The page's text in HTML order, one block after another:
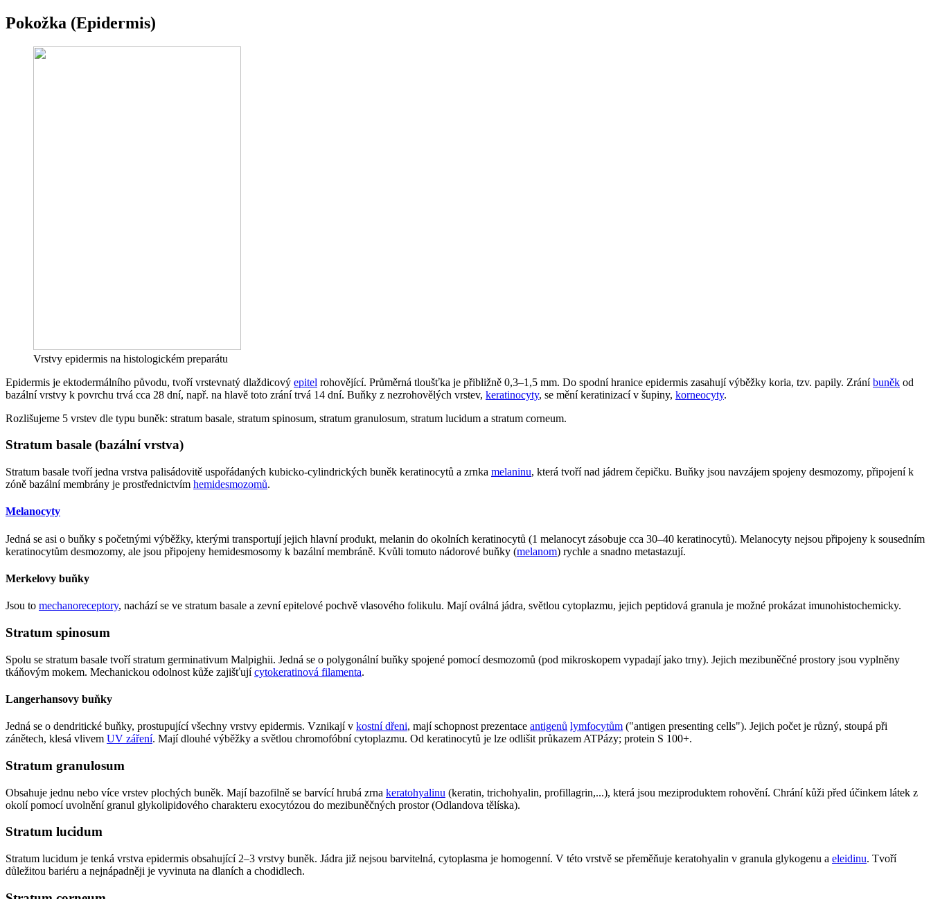
Pokožka (Epidermis)
Vrstvy epidermis na histologickém preparátu
Epidermis je ektodermálního původu, tvoří vrstevnatý dlaždicový epitel rohovějící. Průměrná tloušťka je přibližně 0,3–1,5 mm. Do spodní hranice epidermis zasahují výběžky koria, tzv. papily. Zráníbuněk od
bazální vrstvy k povrchu trvá cca 28 dní, např. na hlavě toto zrání trvá 14 dní. Buňky z nezrohovělých vrstev, keratinocyty, se mění keratinizací v šupiny, korneocyty.
Rozlišujeme 5 vrstev dle typu buněk: stratum basale, stratum spinosum, stratum granulosum, stratum lucidum a stratum corneum.
Stratum basale (bazální vrstva)
Stratum basale tvoří jedna vrstva palisádovitě uspořádaných kubicko-cylindrických buněk keratinocytů a zrnka melaninu, která tvoří nad jádrem čepičku. Buňky jsou navzájem spojeny desmozomy, připojení k
zóně bazální membrány je prostřednictvím hemidesmozomů.
Melanocyty
Jedná se asi o buňky s početnými výběžky, kterými transportují jejich hlavní produkt, melanin do okolních keratinocytů (1 melanocyt zásobuje cca 30–40 keratinocytů). Melanocyty nejsou připojeny k sousedním
keratinocytům desmozomy, ale jsou připojeny hemidesmosomy k bazální membráně. Kvůli tomuto nádorové buňky (melanom) rychle a snadno metastazují.
Merkelovy buňky
Jsou to mechanoreceptory, nachází se ve stratum basale a zevní epitelové pochvě vlasového folikulu. Mají oválná jádra, světlou cytoplazmu, jejich peptidová granula je možné prokázat imunohistochemicky.
Stratum spinosum
Spolu se stratum basale tvoří stratum germinativum Malpighii. Jedná se o polygonální buňky spojené pomocí desmozomů (pod mikroskopem vypadají jako trny). Jejich mezibuněčné prostory jsou vyplněny
tkáňovým mokem. Mechanickou odolnost kůže zajišťujícytokeratinová filamenta.
Langerhansovy buňky
Jedná se o dendritické buňky, prostupující všechny vrstvy epidermis. Vznikají v kostní dřeni, mají schopnost prezentace antigenů lymfocytům ("antigen presenting cells"). Jejich počet je různý, stoupá při
zánětech, klesá vlivem UV záření. Mají dlouhé výběžky a světlou chromofóbní cytoplazmu. Od keratinocytů je lze odlišit průkazem ATPázy; protein S 100+.
Stratum granulosum
Obsahuje jednu nebo více vrstev plochých buněk. Mají bazofilně se barvící hrubá zrna keratohyalinu (keratin, trichohyalin, profillagrin,...), která jsou meziproduktem rohovění. Chrání kůži před účinkem látek z
okolí pomocí uvolnění granul glykolipidového charakteru exocytózou do mezibuněčných prostor (Odlandova tělíska).
Stratum lucidum
Stratum lucidum je tenká vrstva epidermis obsahující 2–3 vrstvy buněk. Jádra již nejsou barvitelná, cytoplasma je homogenní. V této vrstvě se přeměňuje keratohyalin v granula glykogenu a eleidinu. Tvoří
důležitou bariéru a nejnápadněji je vyvinuta na dlaních a chodidlech.